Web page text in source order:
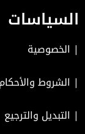
السياسات
| الخصوصية
| الشروط والأحكام
| التبديل والترجيع